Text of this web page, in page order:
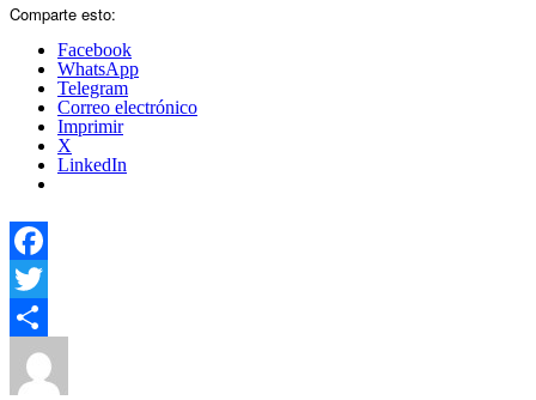
Comparte esto:
Facebook
WhatsApp
Telegram
Correo electrónico
Imprimir
X
LinkedIn
Facebook
Twitter
Compartir